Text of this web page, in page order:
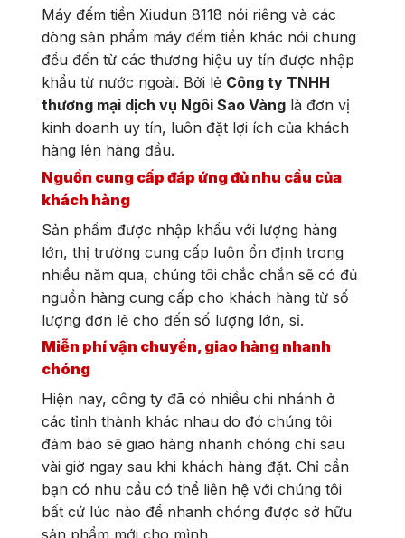
Máy đếm tiền Xiudun 8118 nói riêng và các
dòng sản phẩm máy đếm tiền khác nói chung
đều đến từ các thương hiệu uy tín được nhập
khẩu từ nước ngoài. Bởi lẻ Công ty TNHH
thương mại dịch vụ Ngôi Sao Vàng là đơn vị
kinh doanh uy tín, luôn đặt lợi ích của khách
hàng lên hàng đầu.
Nguồn cung cấp đáp ứng đủ nhu cầu của
khách hàng
Sản phẩm được nhập khẩu với lượng hàng
lớn, thị trường cung cấp luôn ổn định trong
nhiều năm qua, chúng tôi chắc chắn sẽ có đủ
nguồn hàng cung cấp cho khách hàng từ số
lượng đơn lẻ cho đến số lượng lớn, sỉ.
Miễn phí vận chuyển, giao hàng nhanh
chóng
Hiện nay, công ty đã có nhiều chi nhánh ở
các tỉnh thành khác nhau do đó chúng tôi
đảm bảo sẽ giao hàng nhanh chóng chỉ sau
vài giờ ngay sau khi khách hàng đặt. Chỉ cần
bạn có nhu cầu có thể liên hệ với chúng tôi
bất cứ lúc nào để nhanh chóng được sở hữu